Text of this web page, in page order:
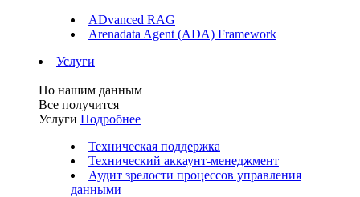
ADvanced RAG
Arenadata Agent (ADA) Framework
Услуги
По нашим данным
Все получится
Услуги Подробнее
Техническая поддержка
Технический аккаунт-менеджмент
Аудит зрелости процессов управления
данными